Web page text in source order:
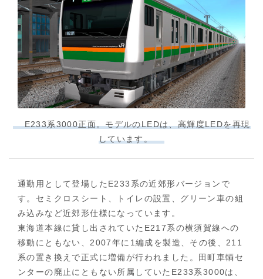
ホ
ー
ム
へ
戻
る
E233系3000正面。モデルのLEDは、高輝度LEDを再現
しています。
通勤用として登場したE233系の近郊形バージョンで
す。セミクロスシート、トイレの設置、グリーン車の組
み込みなど近郊形仕様になっています。
東海道本線に貸し出されていたE217系の横須賀線への
移動にともない、2007年に1編成を製造、その後、211
系の置き換えで正式に増備が行われました。田町車輌セ
ンターの廃止にともない所属していたE233系3000は、